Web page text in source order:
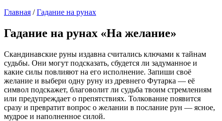
Главная /Гадание на рунах
Гадание на рунах «На желание»
Скандинавские руны издавна считались ключами к тайнам
судьбы. Они могут подсказать, сбудется ли задуманное и
какие силы повлияют на его исполнение. Запиши своё
желание и выбери одну руну из древнего Футарка — её
символ подскажет, благоволит ли судьба твоим стремлениям
или предупреждает о препятствиях. Толкование появится
сразу и превратит вопрос о желании в послание рун — ясное,
мудрое и наполненное силой.